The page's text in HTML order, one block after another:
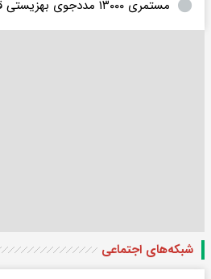
مستمری ۱۳۰۰۰ مددجوی بهزیستی قطع شد
شبکه‌های اجتماعی